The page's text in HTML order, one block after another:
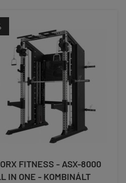
FITNESS - ASX-8000
IN ONE - KOMBINÁLT